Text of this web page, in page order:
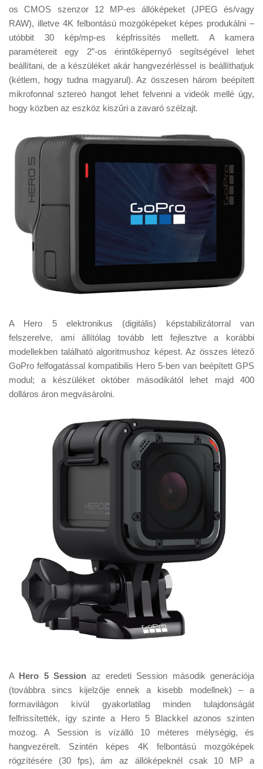
os CMOS szenzor 12 MP-es állóképeket (JPEG és/vagy
RAW), illetve 4K felbontású mozgóképeket képes produkálni –
utóbbit 30 kép/mp-es képfrissítés mellett. A kamera
paramétereit egy 2”-os érintőképernyő segítségével lehet
beállítani, de a készüléket akár hangvezérléssel is beállíthatjuk
(kétlem, hogy tudna magyarul). Az összesen három beépített
mikrofonnal sztereó hangot lehet felvenni a videók mellé úgy,
hogy közben az eszköz kiszűri a zavaró szélzajt.
A Hero 5 elektronikus (digitális) képstabilizátorral van
felszerelve, ami állítólag tovább lett fejlesztve a korábbi
modellekben található algoritmushoz képest. Az összes létező
GoPro felfogatással kompatibilis Hero 5-ben van beépített GPS
modul; a készüléket október másodikától lehet majd 400
dolláros áron megvásárolni.
A Hero 5 Session az eredeti Session második generációja
(továbbra sincs kijelzője ennek a kisebb modellnek) – a
formavilágon kívül gyakorlatilag minden tulajdonságát
felfrissítették, így szinte a Hero 5 Blackkel azonos szinten
mozog. A Session is vízálló 10 méteres mélységig, és
hangvezérelt. Szintén képes 4K felbontású mozgóképek
rögzítésére (30 fps), ám az állóképeknél csak 10 MP a